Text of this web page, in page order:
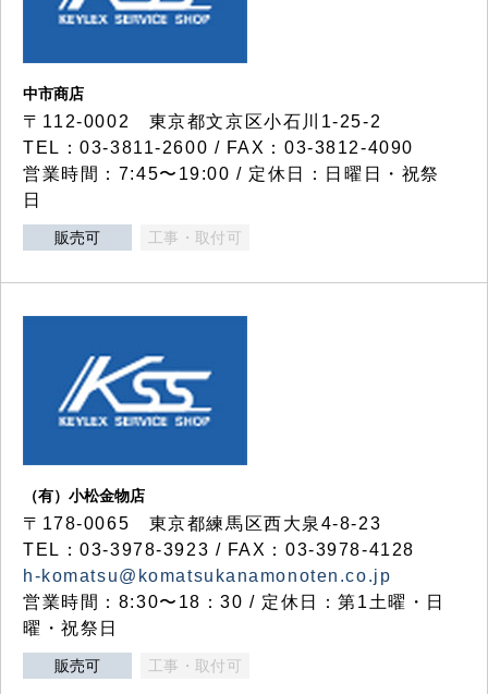
中市商店
〒112-0002 東京都文京区小石川1-25-2
TEL：03-3811-2600 / FAX：03-3812-4090
営業時間：7:45〜19:00 / 定休日：日曜日・祝祭
日
販売可 工事・取付可
（有）小松金物店
〒178-0065 東京都練馬区西大泉4-8-23
TEL：03-3978-3923 / FAX：03-3978-4128
h-komatsu@komatsukanamonoten.co.jp
営業時間：8:30〜18：30 / 定休日：第1土曜・日
曜・祝祭日
販売可 工事・取付可